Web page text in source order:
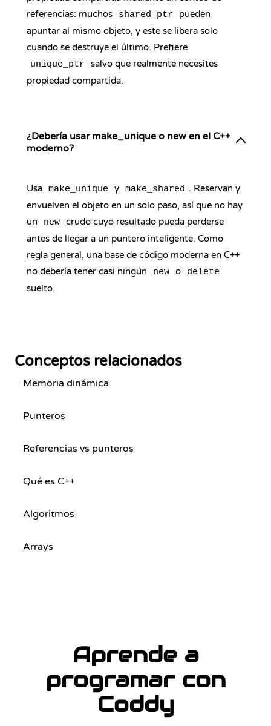
referencias: muchos
shared_ptr
pueden
apuntar al mismo objeto, y este se libera solo
cuando se destruye el último. Prefiere
unique_ptr
salvo que realmente necesites
propiedad compartida.
¿Debería usar make_unique o new en el C++
moderno?
Usa make_unique y make_shared . Reservan y
envuelven el objeto en un solo paso, así que no hay
un
new crudo cuyo resultado pueda perderse
antes de llegar a un puntero inteligente. Como
regla general, una base de código moderna en C++
no debería tener casi ningún
new o delete
suelto.
Conceptos relacionados
Memoria dinámica
Punteros
Referencias vs punteros
Qué es C++
Algoritmos
Arrays
Aprende a
programar con
Coddy